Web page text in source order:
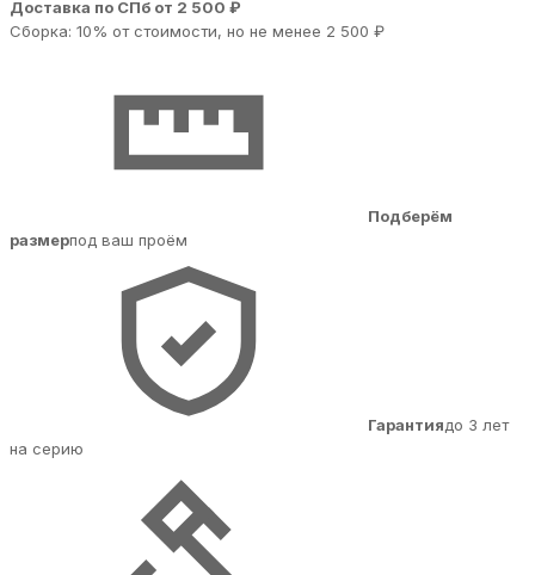
Доставка по СПб от 2 500 ₽
Сборка: 10% от стоимости, но не менее 2 500 ₽
Подберём
размерпод ваш проём
Гарантиядо 3 лет
на серию